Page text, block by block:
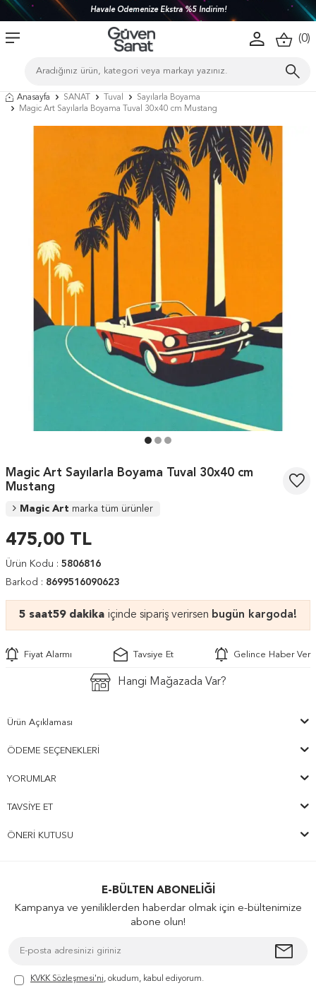
Türkiye'nin her yerine 1450 TL ve üzeri kargo bedava!
(0)
Anasayfa SANAT Tuval
Sayılarla Boyama
Magic Art Sayılarla Boyama Tuval 30x40 cm Mustang
Magic Art Sayılarla Boyama Tuval 30x40 cm
Mustang
Magic Art marka tüm ürünler
475,00 TL
Ürün Kodu : 5806816
Barkod : 8699516090623
5 saat59 dakika içinde sipariş verirsen bugün kargoda!
Fiyat Alarmı Tavsiye Et Gelince Haber Ver
Hangi Mağazada Var?
Ürün Açıklaması
ÖDEME SEÇENEKLERI
YORUMLAR
TAVSIYE ET
ÖNERI KUTUSU
E-BÜLTEN ABONELIĞI
Kampanya ve yeniliklerden haberdar olmak için e-bültenimize
abone olun!
KVKK Sözleşmesi'ni, okudum, kabul ediyorum.